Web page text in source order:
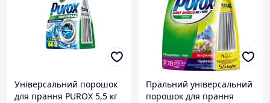
Універсальний порошок
для прання PUROX 5,5 кг
Пральний універсальний
порошок для прання